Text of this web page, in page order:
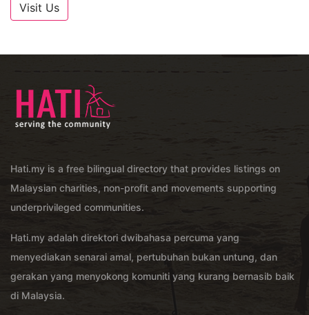
Visit Us
Hati.my is a free bilingual directory that provides listings on
Malaysian charities, non-profit and movements supporting
underprivileged communities.
Hati.my adalah direktori dwibahasa percuma yang
menyediakan senarai amal, pertubuhan bukan untung, dan
gerakan yang menyokong komuniti yang kurang bernasib baik
di Malaysia.